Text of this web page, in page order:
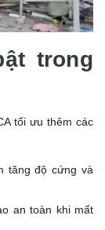
trong
tối ưu thêm các
tăng độ cứng và
an toàn khi mất